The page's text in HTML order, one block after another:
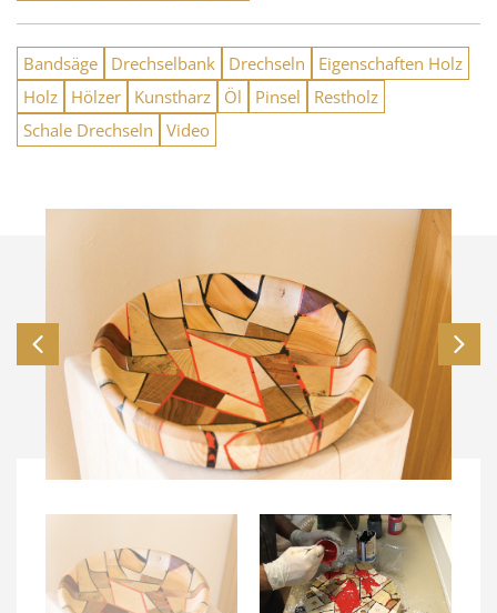
Bandsäge Drechselbank Drechseln
Eigenschaften Holz
Holz
Hölzer Kunstharz Öl Pinsel
Restholz
Schale Drechseln
Video